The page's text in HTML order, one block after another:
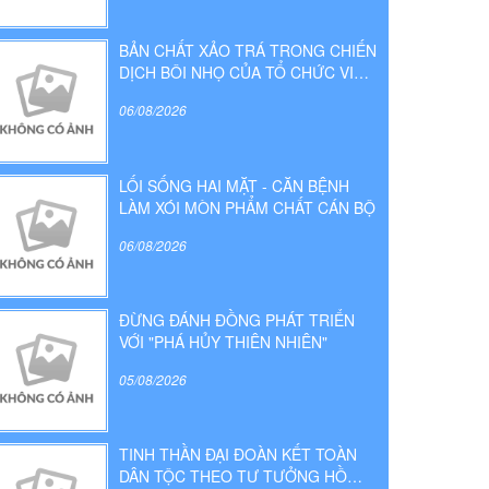
BẢN CHẤT XẢO TRÁ TRONG CHIẾN
DỊCH BÔI NHỌ CỦA TỔ CHỨC VIỆT
06/08/2026
LỐI SỐNG HAI MẶT - CĂN BỆNH
LÀM XÓI MÒN PHẨM CHẤT CÁN BỘ
06/08/2026
ĐỪNG ĐÁNH ĐỒNG PHÁT TRIỂN
VỚI "PHÁ HỦY THIÊN NHIÊN"
05/08/2026
TINH THẦN ĐẠI ĐOÀN KẾT TOÀN
DÂN TỘC THEO TƯ TƯỞNG HỒ